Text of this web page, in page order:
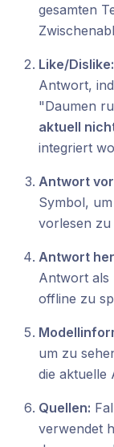
gesamten
Like/Dislike:
Antwort,
"Daumen
aktuell
integriert
Antwort
Symbol,
vorlesen zu
Antwort
Antwort als
offline zu
um zu
die aktuelle
Quellen:
verwendet